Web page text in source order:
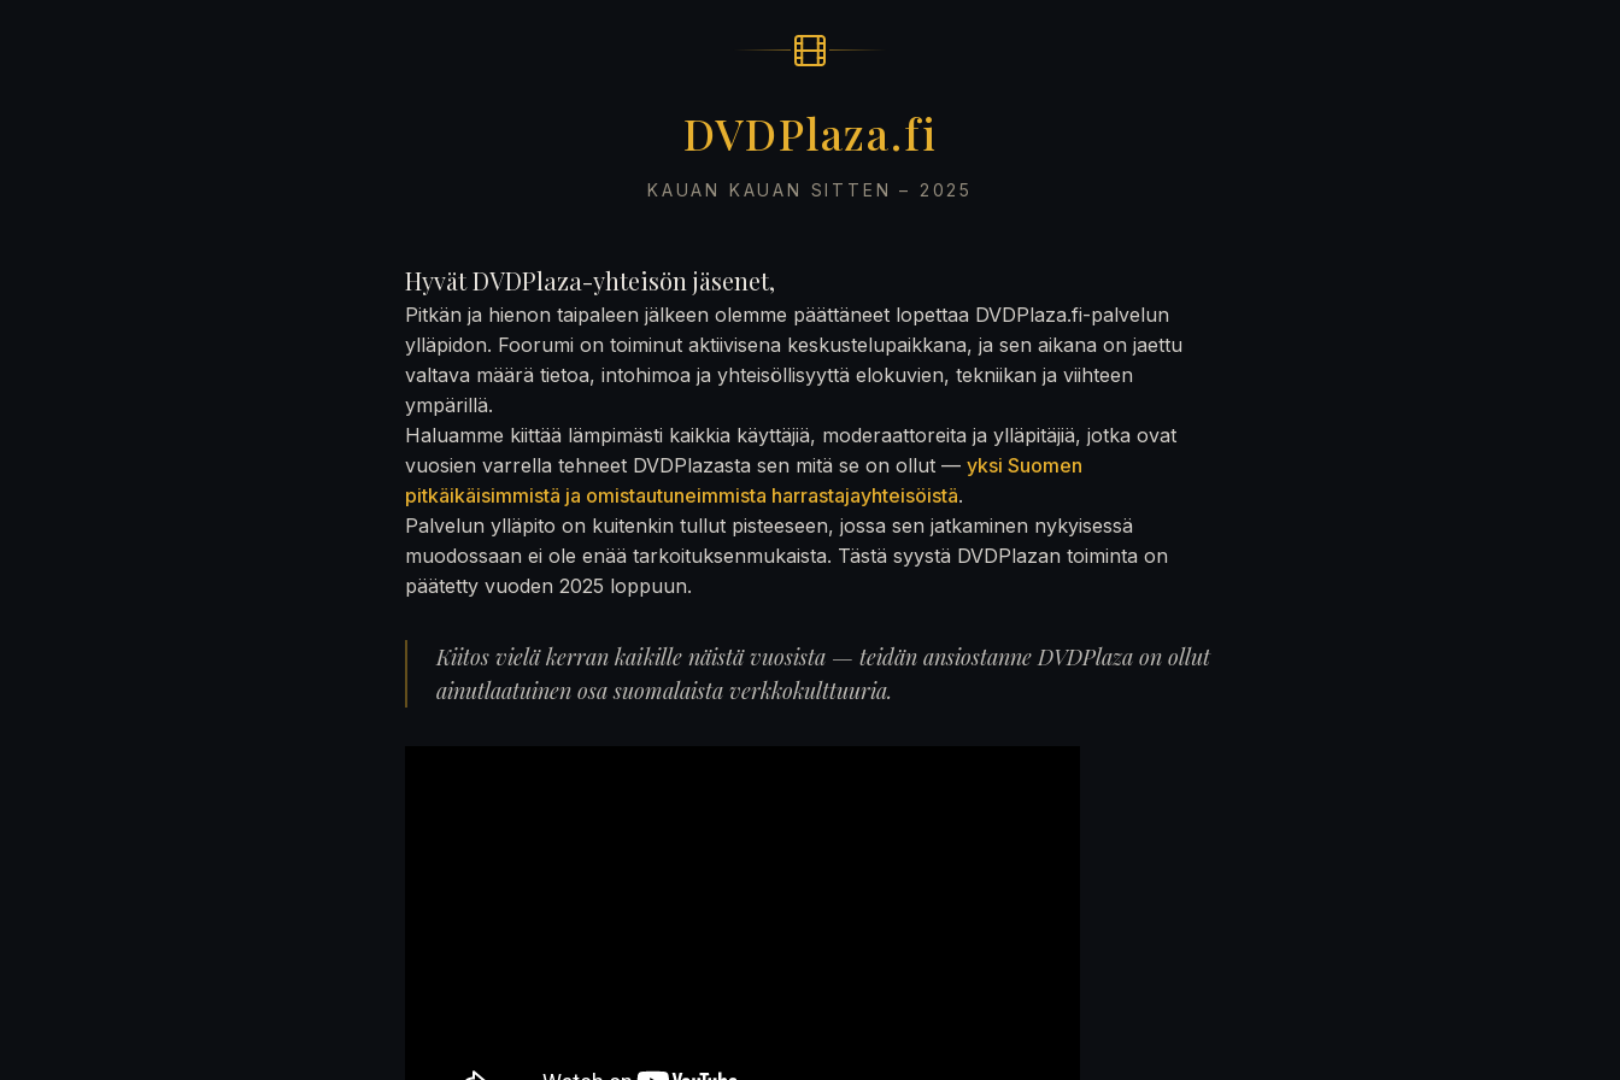
DVDPlaza.fi
KAUAN KAUAN SITTEN – 2025
Hyvät DVDPlaza-yhteisön jäsenet,
Pitkän ja hienon taipaleen jälkeen olemme päättäneet lopettaa DVDPlaza.fi-palvelun
ylläpidon. Foorumi on toiminut aktiivisena keskustelupaikkana, ja sen aikana on jaettu
valtava määrä tietoa, intohimoa ja yhteisöllisyyttä elokuvien, tekniikan ja viihteen
ympärillä.
Haluamme kiittää lämpimästi kaikkia käyttäjiä, moderaattoreita ja ylläpitäjiä, jotka ovat
vuosien varrella tehneet DVDPlazasta sen mitä se on ollut — yksi Suomen
pitkäikäisimmistä ja omistautuneimmista harrastajayhteisöistä.
Palvelun ylläpito on kuitenkin tullut pisteeseen, jossa sen jatkaminen nykyisessä
muodossaan ei ole enää tarkoituksenmukaista. Tästä syystä DVDPlazan toiminta on
päätetty vuoden 2025 loppuun.
Kiitos vielä kerran kaikille näistä vuosista — teidän ansiostanne DVDPlaza on ollut
ainutlaatuinen osa suomalaista verkkokulttuuria.